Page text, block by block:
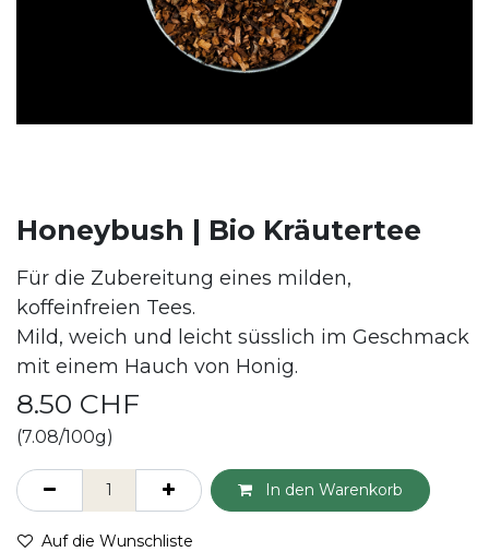
Honeybush | Bio Kräutertee
Für die Zubereitung eines milden,
koffeinfreien Tees.
Mild, weich und leicht süsslich im Geschmack
mit einem Hauch von Honig.
8.50 CHF
(7.08/100g)
In den Warenkorb
Auf die Wunschliste